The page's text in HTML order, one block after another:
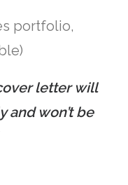
portfolio,
letter will
won’t be